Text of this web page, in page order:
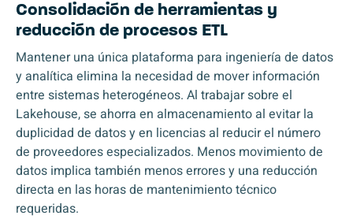
Consolidación de herramientas y
reducción de procesos ETL
Mantener una única plataforma para ingeniería de datos
y analítica elimina la necesidad de mover información
entre sistemas heterogéneos. Al trabajar sobre el
Lakehouse, se ahorra en almacenamiento al evitar la
duplicidad de datos y en licencias al reducir el número
de proveedores especializados. Menos movimiento de
datos implica también menos errores y una reducción
directa en las horas de mantenimiento técnico
requeridas.